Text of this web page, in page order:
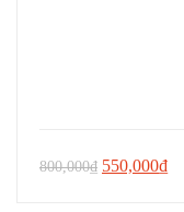
800,000₫ Giá
550,000₫Giá